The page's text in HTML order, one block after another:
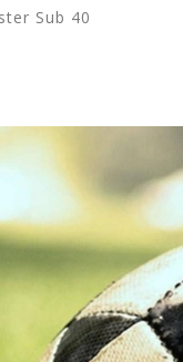
Sub 40